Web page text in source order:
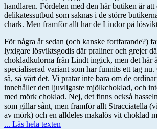
handlaren. Fördelen med den här butiken är att
delikatessutbud som saknas i de större
chark. Men framför allt har de Lindor på
För några år sedan (och kanske fortfarande?)
lyxigare lösviktsgodis där praliner och grejer
chokladkulorna från Lindt ingick, men det här
specialiserad variant som har funnits ett tag
så, så värt det. Vi pratar inte bara om de
innehåller den ljuvligaste mjölkchoklad, och
med mörk choklad. Nej, det finns också
som gillar sånt, men framför allt Stracciatella
av mörk) och en alldeles makalös vit choklad
... Läs hela texten